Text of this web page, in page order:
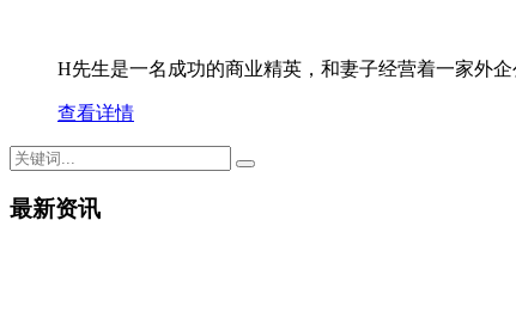
H先生是一名成功的商业精英，和妻子经营着一家外
查看详情
最新资讯